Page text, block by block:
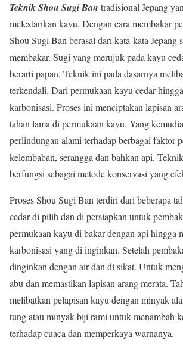
Teknik Shou Sugi Ban tradisional Jepang
melestarikan kayu. Dengan cara membakar
Shou Sugi Ban berasal dari kata-kata Jepang
membakar. Sugi yang merujuk pada kayu
berarti papan. Teknik ini pada dasarnya
terkendali. Dari permukaan kayu cedar
karbonisasi. Proses ini menciptakan lapisan
tahan lama di permukaan kayu. Yang
perlindungan alami terhadap berbagai faktor
kelembaban, serangga dan bahkan api.
berfungsi sebagai metode konservasi yang
Proses Shou Sugi Ban terdiri dari beberapa
cedar di pilih dan di persiapkan untuk
permukaan kayu di bakar dengan api hingga
karbonisasi yang di inginkan. Setelah
dinginkan dengan air dan di sikat. Untuk
abu dan memastikan lapisan arang merata.
melibatkan pelapisan kayu dengan minyak
tung atau minyak biji rami untuk menambah
terhadap cuaca dan memperkaya warnanya.